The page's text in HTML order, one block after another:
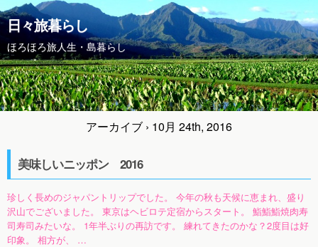
日々旅暮らし
ほろほろ旅人生・島暮らし
アーカイブ › 10月 24th, 2016
美味しいニッポン 2016
珍しく長めのジャパントリップでした。 今年の秋も天候に恵まれ、盛り
沢山でございました。 東京はヘビロテ定宿からスタート。 鮨鮨鮨焼肉寿
司寿司みたいな。 1年半ぶりの再訪です。 練れてきたのかな？2度目は好
印象。 相方が、 …